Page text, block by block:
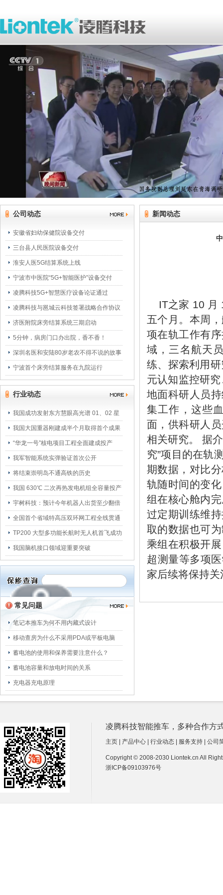
新闻动态
IT之家 10 月
五个月。本周
项在轨工作有
域，三名航天
练、探索利用
元认知监控研
地面科研人员
集工作，这些
面，供科研人
相关研究。 据
究”项目的在轨
期数据，对比
轨随时间的变
组在核心舱内
过定期训练维
取的数据也可
乘组在积极开
超测量等多项
家后续将保持关
公司动态
安徽省妇幼保健院设备交付
三台县人民医院设备交付
淮安人医5G结算系统上线
宁波市中医院“5G+智能医护”设备交付
凌腾科技5G+智慧医疗设备论证通过
凌腾科技与邕城云科技签署战略合作协议
济医附院床旁结算系统三期启动
5分钟，病房门口办出院，香不香！
深圳名医和安陆80岁老农不得不说的故事
宁波首个床旁结算服务在九院运行
行业动态
我国成功发射东方慧眼高光谱 01、02 星
我国大国重器刚建成半个月取得首个成果
“华龙一号”核电项目工程全面建成投产
我军智能系统实弹验证首次公开
将结束崇明岛不通高铁的历史
我国 630℃ 二次再热发电机组全容量投产
宇树科技：预计今年机器人出货至少翻倍
全国首个省域特高压双环网工程全线贯通
TP200 大型多功能长航时无人机首飞成功
我国脑机接口领域迎重要突破
常见问题
笔记本推车为何不用内藏式设计
移动查房为什么不采用PDA或平板电脑
蓄电池的使用和保养需要注意什么？
蓄电池容量和放电时间的关系
充电器充电原理
凌腾科技智能推车，多种合作方
主页 产品中心 行业动态 服务支持 公司
Copyright © 2008-2030 Liontek.cn All
浙ICP备09103976号